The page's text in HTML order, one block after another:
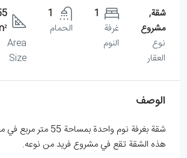
شقة,
مشروع
نوع
العقار
1
غرفة
النوم
1
الحمام
Area
Size
الوصف
شقة بغرفة نوم واحدة
هذه الشقة تقع في مشروع فريد من نوعه.